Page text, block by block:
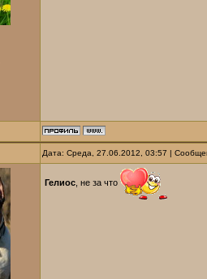
Дата: Среда, 27.06.2012, 03:57 |
Гелиос , не за что